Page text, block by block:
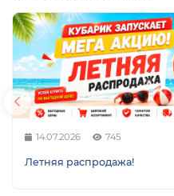
14.07.2026 745
Летняя распродажа!